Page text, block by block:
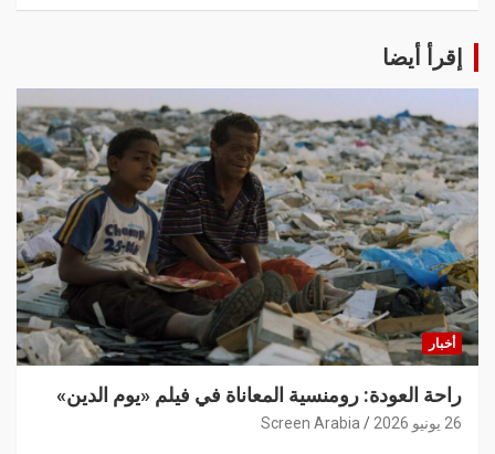
إقرأ أيضا
أخبار
راحة العودة: رومنسية المعاناة في فيلم «يوم الدين»
26 يونيو 2026 Screen Arabia